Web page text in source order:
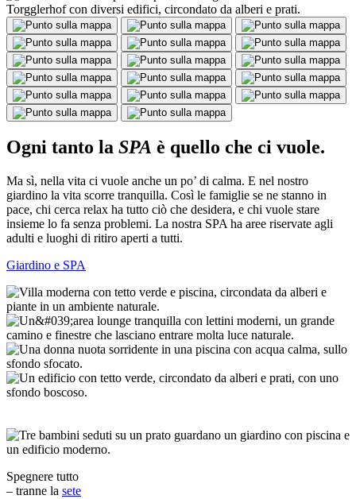
Ogni tanto la SPA è quello che ci vuole.
Ma sì, nella vita ci vuole anche un po’ di calma. E nel nostro
giardino la vita scorre tranquilla. Così le famiglie se ne stanno in
pace, chi cerca relax ha tutto ciò che desidera, e chi vuole stare
insieme lo fa senza problemi. La nostra SPA ha aree riservate agli
adulti e luoghi di ritiro aperti a tutti.
Giardino e SPA
Spegnere tutto
– tranne la sete